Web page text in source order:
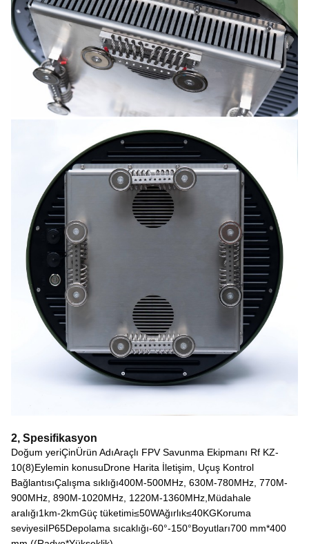
2, Spesifikasyon
Doğum yeriÇinÜrün AdıAraçlı FPV Savunma Ekipmanı Rf KZ-
10(8)Eylemin konusuDrone Harita İletişim, Uçuş Kontrol
BağlantısıÇalışma sıklığı400M-500MHz, 630M-780MHz, 770M-
900MHz, 890M-1020MHz, 1220M-1360MHz,Müdahale
aralığı1km-2kmGüç tüketimi≤50WAğırlık≤40KGKoruma
seviyesiIP65Depolama sıcaklığı-60°-150°Boyutları700 mm*400